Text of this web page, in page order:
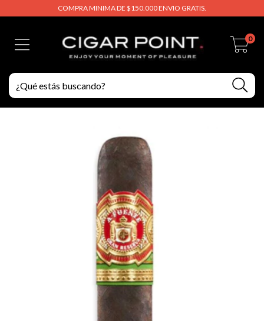
COMPRA MINIMA DE $150.000 ENVIO GRATIS.
0